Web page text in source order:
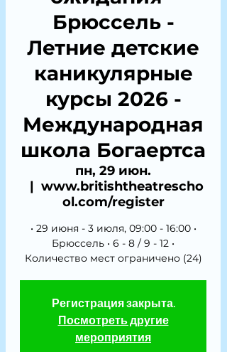
Брюссель -
Летние детские
каникулярные
курсы 2026 -
Международная
школа Богаертса
пн, 29 июн.
  |
www.britishtheatrescho
ol.com/register
• 29 июня - 3 июля, 09:00 - 16:00 •
Брюссель • 6 - 8 / 9 - 12 •
Количество мест ограничено (24)
Регистрация закрыта.
Посмотреть другие
мероприятия